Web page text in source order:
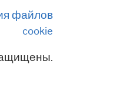
файлов
cookie